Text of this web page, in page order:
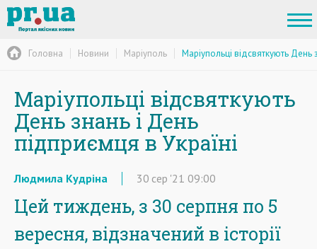
Головна Новини Маріуполь Маріупольці відсвяткують День
Маріупольці відсвяткують
День знань і День
підприємця в Україні
Людмила Кудріна 30 сер '21 09:00
Цей тиждень, з 30 серпня по 5
вересня, відзначений в історії